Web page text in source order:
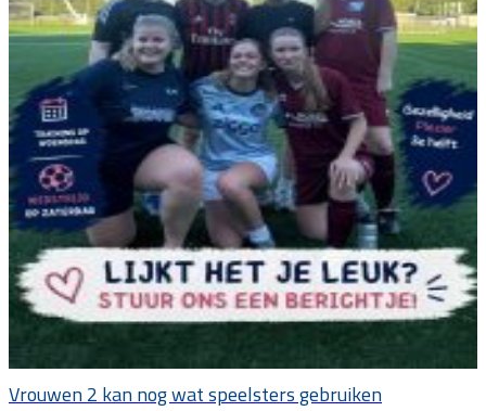
Vrouwen 2 kan nog wat speelsters gebruiken